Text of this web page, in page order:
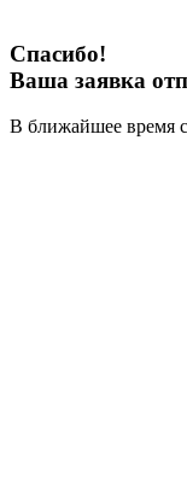
Спасибо!
Ваша заявка
В ближайшее время